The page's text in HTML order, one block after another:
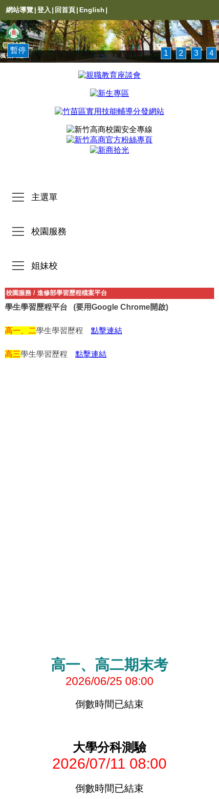
網站導覽|登入 | 回首頁| English |
暫停 1 2 3 4
楓香大道
主選單
校園服務
姐妹校
校園服務 / 進修部學習歷程檔案平台
學生學習歷程平台 (要用Google Chrome開啟)
高一、 二學生學習歷程 點擊連結
高三學生學習歷程 點擊連結
高一、高二期末考
2026/06/25 08:00
倒數時間已結束
大學分科測驗
2026/07/11 08:00
倒數時間已結束